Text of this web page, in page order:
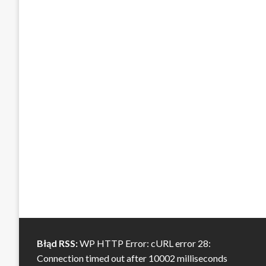
Błąd RSS:WP HTTP Error: cURL error 28:
Connection timed out after 10002 milliseconds